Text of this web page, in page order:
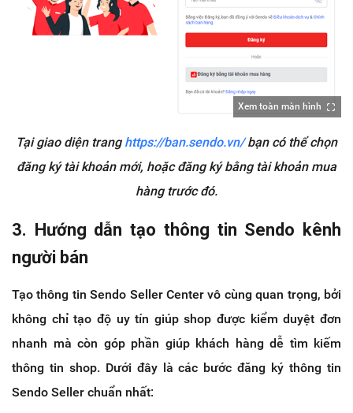
Xem toàn màn hình
Tại giao diện trang https://ban.sendo.vn/bạn có thể chọn
đăng ký tài khoản mới, hoặc đăng ký bằng tài khoản mua
hàng trước đó.
3. Hướng dẫn tạo thông tin Sendo kênh
người bán
Tạo thông tin Sendo Seller Center vô cùng quan trọng, bởi
không chỉ tạo độ uy tín giúp shop được kiểm duyệt đơn
nhanh mà còn góp phần giúp khách hàng dễ tìm kiếm
thông tin shop. Dưới đây là các bước đăng ký thông tin
Sendo Seller chuẩn nhất: